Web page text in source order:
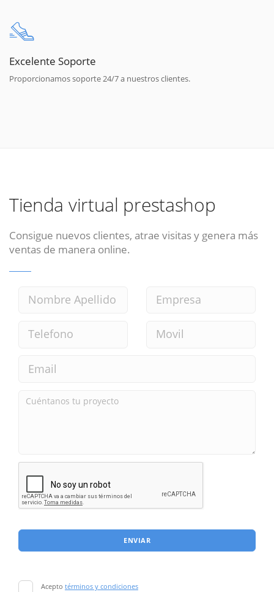
Excelente Soporte
Proporcionamos soporte 24/7 a nuestros clientes.
Tienda virtual prestashop
Consigue nuevos clientes, atrae visitas y genera más
ventas de manera online.
ENVIAR
Acepto términos y condiciones